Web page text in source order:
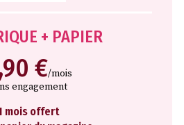
+ PAPIER
€/mois
engagement
mois offert